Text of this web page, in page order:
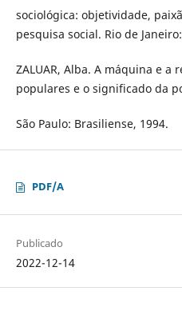
sociológica: objetividade,
pesquisa social. Rio de
ZALUAR, Alba. A máquina e a
populares e o significado da
São Paulo: Brasiliense, 1994.
PDF/A
Publicado
2022-12-14